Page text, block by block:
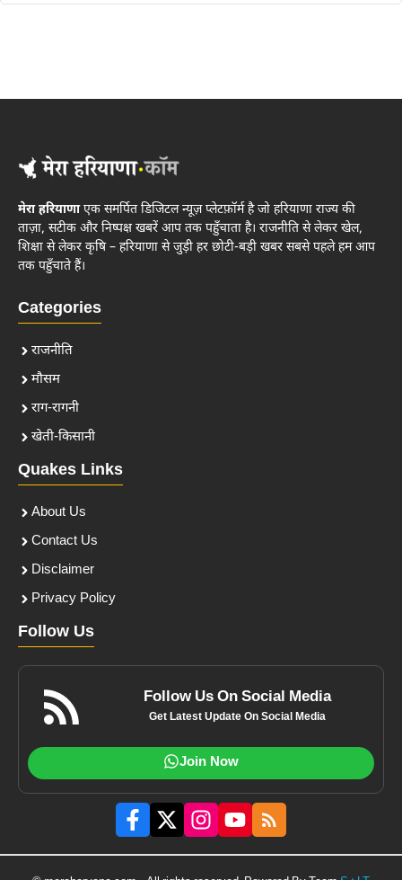
मेरा हरियाणाएक समर्पित डिजिटल न्यूज़ प्लेटफ़ॉर्म है जो हरियाणा राज्य की
ताज़ा, सटीक और निष्पक्ष खबरें आप तक पहुँचाता है। राजनीति से लेकर खेल,
शिक्षा से लेकर कृषि – हरियाणा से जुड़ी हर छोटी-बड़ी खबर सबसे पहले हम आप
तक पहुँचाते हैं।
Categories
राजनीति
मौसम
राग-रागनी
खेती-किसानी
Quakes Links
About Us
Contact Us
Disclaimer
Privacy Policy
Follow Us
Follow Us On Social Media
Get Latest Update On Social Media
Join Now